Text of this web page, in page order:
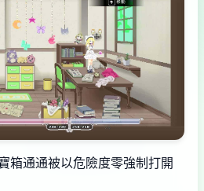
箱通通被以危險度零強制打開